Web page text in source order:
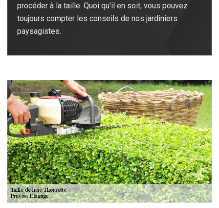
procéder à la taille. Quoi qu'il en soit, vous pouvez
toujours compter les conseils de nos jardiniers
paysagistes.